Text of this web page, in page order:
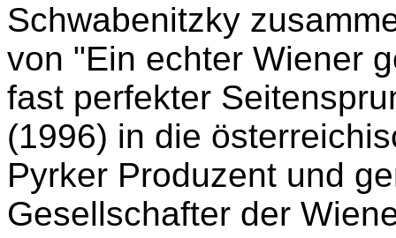
Schwabenitzky
von "Ein echter Wiener
fast perfekter
(1996) in die
Pyrker Produzent und
Gesellschafter der